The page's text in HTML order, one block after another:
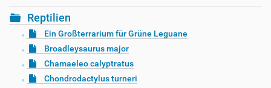
Reptilien
Ein Großterrarium für Grüne Leguane
Broadleysaurus major
Chamaeleo calyptratus
Chondrodactylus turneri